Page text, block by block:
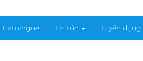
Catologue Tin tức Tuyển dụng